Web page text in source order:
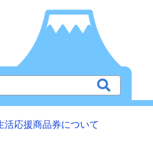
応援商品券について